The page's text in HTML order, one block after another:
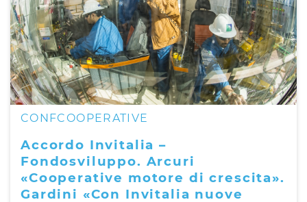
CONFCOOPERATIVE
Accordo Invitalia –
Fondosviluppo. Arcuri
«Cooperative motore di crescita».
Gardini «Con Invitalia nuove